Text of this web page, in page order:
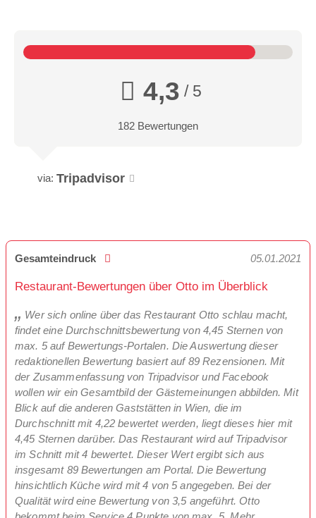
4,3 / 5
182 Bewertungen
via: Tripadvisor
Gesamteindruck 05.01.2021
Restaurant-Bewertungen über Otto im Überblick
Wer sich online über das Restaurant Otto schlau macht,
findet eine Durchschnittsbewertung von 4,45 Sternen von
max. 5 auf Bewertungs-Portalen. Die Auswertung dieser
redaktionellen Bewertung basiert auf 89 Rezensionen. Mit
der Zusammenfassung von Tripadvisor und Facebook
wollen wir ein Gesamtbild der Gästemeinungen abbilden. Mit
Blick auf die anderen Gaststätten in Wien, die im
Durchschnitt mit 4,22 bewertet werden, liegt dieses hier mit
4,45 Sternen darüber. Das Restaurant wird auf Tripadvisor
im Schnitt mit 4 bewertet. Dieser Wert ergibt sich aus
insgesamt 89 Bewertungen am Portal. Die Bewertung
hinsichtlich Küche wird mit 4 von 5 angegeben. Bei der
Qualität wird eine Bewertung von 3,5 angeführt. Otto